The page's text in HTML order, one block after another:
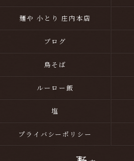
麺や 小とり 庄内本店
ブログ
鳥そば
ルーロー飯
塩
プライバシーポリシー